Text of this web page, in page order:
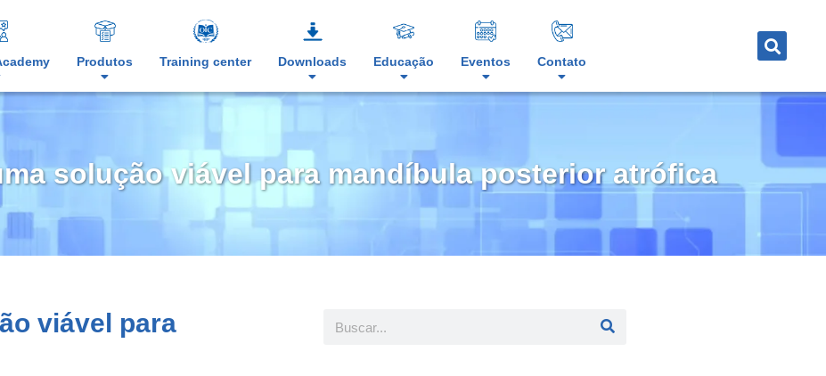
Produtos Training center Downloads Educação Eventos Contato
solução viável para mandíbula posterior atrófica
viável para